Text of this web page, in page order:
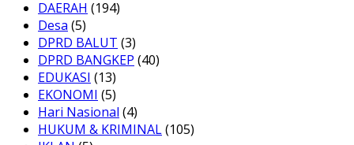
DAERAH (194)
Desa (5)
DPRD BALUT (3)
DPRD BANGKEP (40)
EDUKASI (13)
EKONOMI (5)
Hari Nasional (4)
HUKUM & KRIMINAL(105)